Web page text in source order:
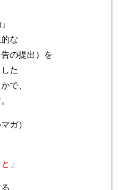
な
の提出）を
た
で、
ガ）
」